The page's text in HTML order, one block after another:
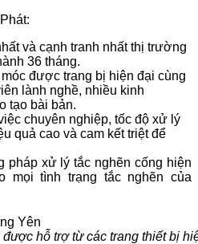
và cạnh tranh nhất thị trường
36 tháng.
được trang bị hiện đại cùng
lành nghề, nhiều kinh
tạo bài bản.
chuyên nghiệp, tốc độ xử lý
quả cao và cam kết triệt để
pháp xử lý tắc nghẽn cống hiện
mọi tình trạng tắc nghẽn của
hỗ trợ từ các trang thiết bị